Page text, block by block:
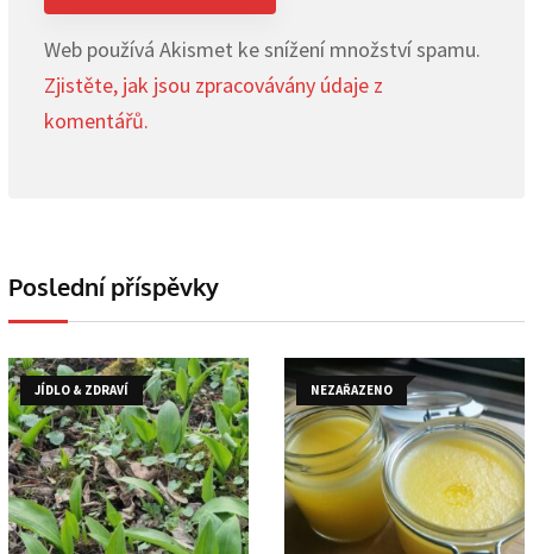
Web používá Akismet ke snížení množství spamu.
Zjistěte, jak jsou zpracovávány údaje z
komentářů.
Poslední příspěvky
JÍDLO & ZDRAVÍ NEZAŘAZENO